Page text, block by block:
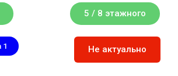
5 / 8 этажного
1 Не актуально